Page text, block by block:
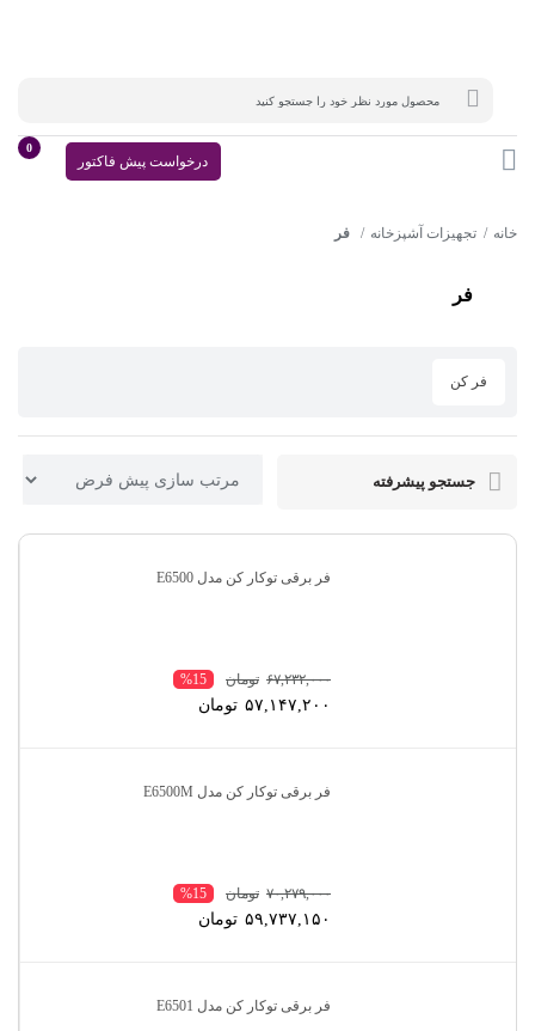
0
درخواست پیش فاکتور
خانه تجهیزات آشپزخانه فر
فر
فر کن
جستجو پیشرفته
فر برقی توکار کن مدل E6500
%15 ۶۷,۲۳۲,۰۰۰ تومان
۵۷,۱۴۷,۲۰۰ تومان
فر برقی توکار کن مدل E6500M
%15 ۷۰,۲۷۹,۰۰۰ تومان
۵۹,۷۳۷,۱۵۰ تومان
فر برقی توکار کن مدل E6501